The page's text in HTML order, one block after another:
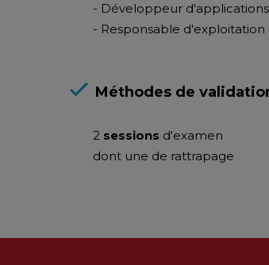
- Développeur
- Responsable d'exploitation
Méthodes de
2 sessions d'examen
dont une de rattrapage